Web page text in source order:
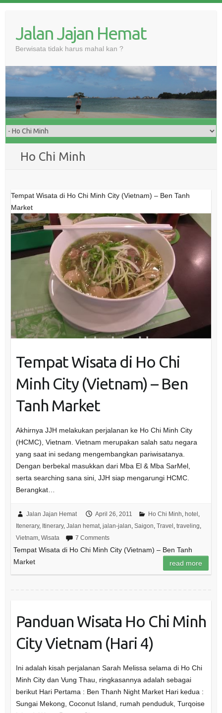
Jalan Jajan Hemat
Berwisata tidak harus mahal kan ?
Ho Chi Minh
Tempat Wisata di Ho Chi Minh City (Vietnam) – Ben Tanh
Market
Tempat Wisata di Ho Chi
Minh City (Vietnam) – Ben
Tanh Market
Akhirnya JJH melakukan perjalanan ke Ho Chi Minh City
(HCMC), Vietnam. Vietnam merupakan salah satu negara
yang saat ini sedang mengembangkan pariwisatanya.
Dengan berbekal masukkan dari Mba El & Mba SarMel,
serta searching sana sini, JJH siap mengarungi HCMC.
Berangkat…
Jalan Jajan Hemat April 26, 2011 Ho Chi Minh, hotel ,
Itenerary, Itinerary, Jalan hemat, jalan-jalan, Saigon, Travel , traveling,
Vietnam, Wisata 7 Comments
Tempat Wisata di Ho Chi Minh City (Vietnam) – Ben Tanh
Market
read more
Panduan Wisata Ho Chi Minh
City Vietnam (Hari 4)
Ini adalah kisah perjalanan Sarah Melissa selama di Ho Chi
Minh City dan Vung Thau, ringkasannya adalah sebagai
berikut Hari Pertama : Ben Thanh Night Market Hari kedua :
Sungai Mekong, Coconut Island, rumah penduduk, Turqoise